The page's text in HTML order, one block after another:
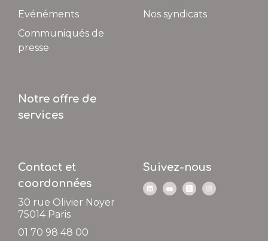
Evénéments
Communiqués de
presse
Nos syndicats
Notre offre de
services
Contact et
coordonnées
30 rue Olivier Noyer
75014 Paris
01 70 98 48 00
Suivez-nous